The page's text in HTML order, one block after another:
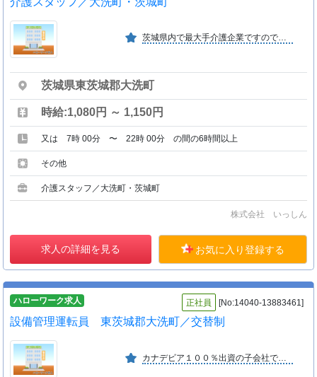
茨城県内で最大手介護企業ですので、安心・安定して 勤務頂けます。幅広い世代の方が活躍中です。 託児施設を用意してますので、子育て世代の方も活躍中です。
茨城県東茨城郡大洗町
時給:1,080円 ～ 1,150円
又は 7時 00分 〜 22時 00分 の間の6時間以上
その他
介護スタッフ／大洗町・茨城町
株式会社 いっしん
求人の詳細を見る お気に入り登録する
ハローワーク求人 正社員 [No:14040-13883461]
設備管理運転員 東茨城郡大洗町／交替制
カナデビア１００％出資の子会社で、ごみ焼却（焼却炉の運転管理）が事業の中核をなしている。ごみ量の増加にともない、公共事業体等からの委託は増加し、発展が見込まれる。